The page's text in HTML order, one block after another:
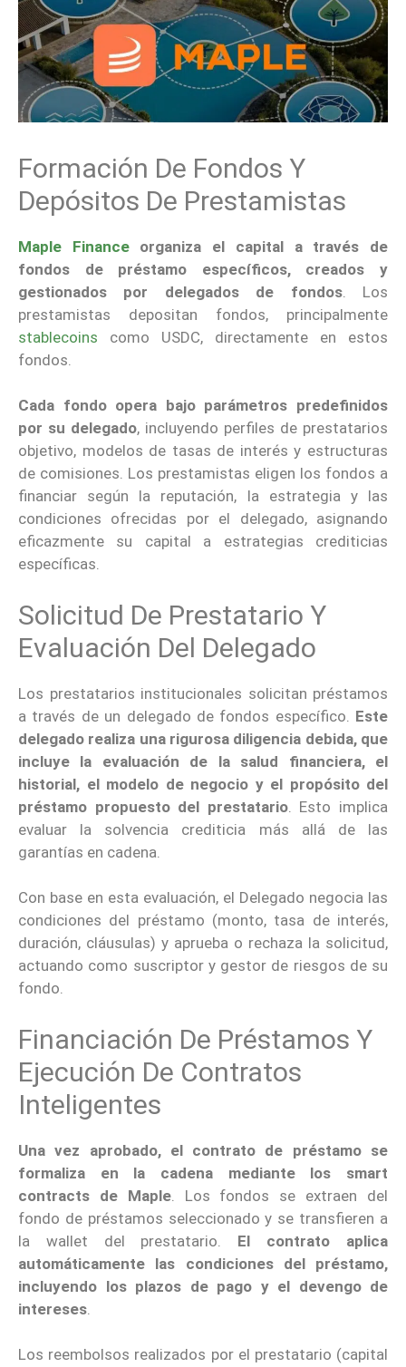
Formación De Fondos Y
Depósitos De Prestamistas
Maple Financeorganiza el capital a través de
fondos de préstamo específicos, creados y
gestionados por delegados de fondos. Los
prestamistas depositan fondos, principalmente
stablecoins como USDC, directamente en estos
fondos.
Cada fondo opera bajo parámetros predefinidos
por su delegado, incluyendo perfiles de prestatarios
objetivo, modelos de tasas de interés y estructuras
de comisiones. Los prestamistas eligen los fondos a
financiar según la reputación, la estrategia y las
condiciones ofrecidas por el delegado, asignando
eficazmente su capital a estrategias crediticias
específicas.
Solicitud De Prestatario Y
Evaluación Del Delegado
Los prestatarios institucionales solicitan préstamos
a través de un delegado de fondos específico. Este
delegado realiza una rigurosa diligencia debida, que
incluye la evaluación de la salud financiera, el
historial, el modelo de negocio y el propósito del
préstamo propuesto del prestatario. Esto implica
evaluar la solvencia crediticia más allá de las
garantías en cadena.
Con base en esta evaluación, el Delegado negocia las
condiciones del préstamo (monto, tasa de interés,
duración, cláusulas) y aprueba o rechaza la solicitud,
actuando como suscriptor y gestor de riesgos de su
fondo.
Financiación De Préstamos Y
Ejecución De Contratos
Inteligentes
Una vez aprobado, el contrato de préstamo se
formaliza en la cadena mediante los smart
contracts de Maple. Los fondos se extraen del
fondo de préstamos seleccionado y se transfieren a
la wallet del prestatario. El contrato aplica
automáticamente las condiciones del préstamo,
incluyendo los plazos de pago y el devengo de
intereses
Los reembolsos realizados por el prestatario (capital